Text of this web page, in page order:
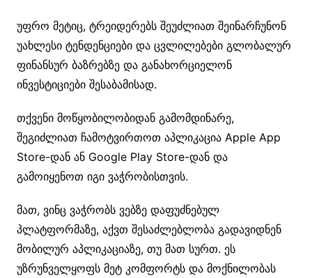
უფრო მეტიც, ტრეიდერებს შეუძლიათ შეინარჩუნონ
უახლესი ტენდენციები და ცვლილებები გლობალურ
ფინანსურ ბაზრებზე და განახორციელონ
ინვესტიციები შესაბამისად.
თქვენი მოწყობილობიდან გამომდინარე,
შეგიძლიათ ჩამოტვირთოთ აპლიკაცია Apple App
Store-დან ან Google Play Store-დან და
გამოიყენოთ იგი ვაჭრობისთვის.
მათ, ვინც ვაჭრობს ვებზე დაფუძნებულ
პლატფორმაზე, აქვთ შესაძლებლობა გადავიდნენ
მობილურ აპლიკაციაზე, თუ მათ სურთ. ეს
უზრუნველყოფს მეტ კომფორტს და მოქნილობას